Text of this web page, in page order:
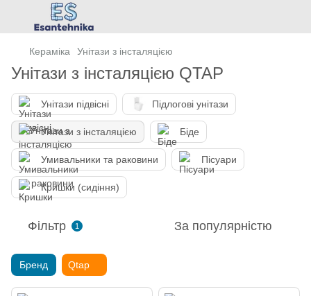
Кераміка Унітази з інсталяцією
Унітази з інсталяцією QTAP
Унітази підвісні Підлогові унітази
Унітази з інсталяцією Біде
Умивальники та раковини Пісуари
Кришки (сидіння)
Фільтр 1 За популярністю
Бренд Qtap